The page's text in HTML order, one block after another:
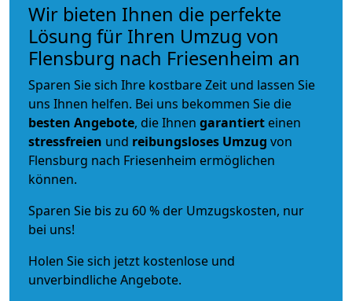
Wir bieten Ihnen die perfekte
Lösung für Ihren Umzug von
Flensburg nach Friesenheim an
Sparen Sie sich Ihre kostbare Zeit und lassen Sie
uns Ihnen helfen. Bei uns bekommen Sie die
besten Angebote, die Ihnen garantiert einen
stressfreien und reibungsloses Umzug von
Flensburg nach Friesenheim ermöglichen
können.
Sparen Sie bis zu 60 % der Umzugskosten, nur
bei uns!
Holen Sie sich jetzt kostenlose und
unverbindliche Angebote.